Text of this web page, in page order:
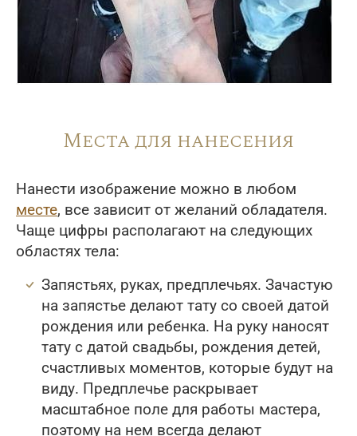
Места для нанесения
Нанести изображение можно в любом
месте, все зависит от желаний обладателя.
Чаще цифры располагают на следующих
областях тела:
Запястьях, руках, предплечьях. Зачастую
на запястье делают тату со своей датой
рождения или ребенка. На руку наносят
тату с датой свадьбы, рождения детей,
счастливых моментов, которые будут на
виду. Предплечье раскрывает
масштабное поле для работы мастера,
поэтому на нем всегда делают